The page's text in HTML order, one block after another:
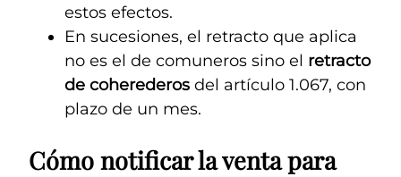
estos efectos.
En sucesiones, el retracto que aplica
no es el de comuneros sino el retracto
de coherederos del artículo 1.067, con
plazo de un mes.
Cómo notificar la venta para